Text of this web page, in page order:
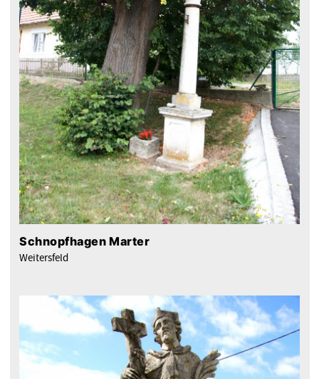
Schnopfhagen Marter
Weitersfeld